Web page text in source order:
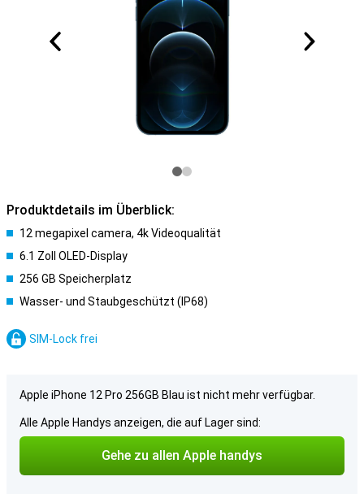
Produktdetails im Überblick:
12 megapixel camera, 4k Videoqualität
6.1 Zoll OLED-Display
256 GB Speicherplatz
Wasser- und Staubgeschützt (IP68)
SIM-Lock frei
Apple iPhone 12 Pro 256GB Blau ist nicht mehr verfügbar.
Alle Apple Handys anzeigen, die auf Lager sind:
Gehe zu allen Apple handys